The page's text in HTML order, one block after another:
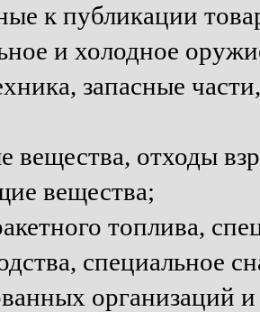
к публикации
и холодное
запасные
вещества, отходы
вещества;
топлива,
специальное
организаций